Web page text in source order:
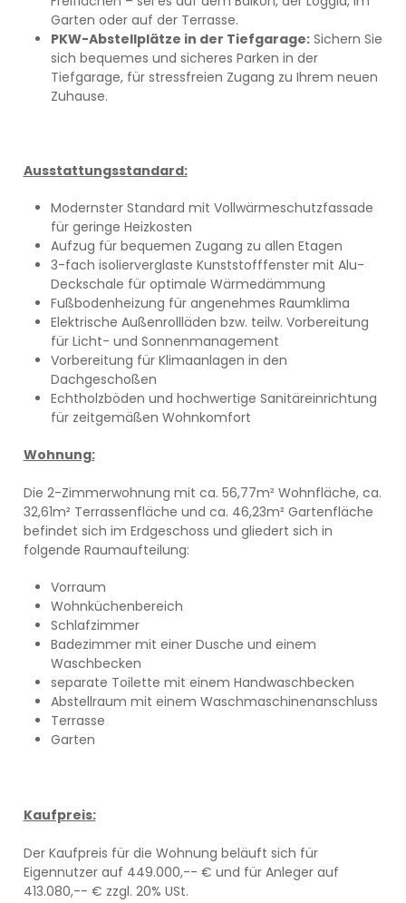
Garten oder auf der Terrasse.
PKW-Abstellplätze in der Tiefgarage:Sichern Sie
sich bequemes und sicheres Parken in der
Tiefgarage, für stressfreien Zugang zu Ihrem neuen
Zuhause.
Ausstattungsstandard:
Modernster Standard mit Vollwärmeschutzfassade
für geringe Heizkosten
Aufzug für bequemen Zugang zu allen Etagen
3-fach isolierverglaste Kunststofffenster mit Alu-
Deckschale für optimale Wärmedämmung
Fußbodenheizung für angenehmes Raumklima
Elektrische Außenrollläden bzw. teilw. Vorbereitung
für Licht- und Sonnenmanagement
Vorbereitung für Klimaanlagen in den
Dachgeschoßen
Echtholzböden und hochwertige Sanitäreinrichtung
für zeitgemäßen Wohnkomfort
Wohnung:
Die 2-Zimmerwohnung mit ca. 56,77m² Wohnfläche, ca.
32,61m² Terrassenfläche und ca. 46,23m² Gartenfläche
befindet sich im Erdgeschoss und gliedert sich in
folgende Raumaufteilung:
Vorraum
Wohnküchenbereich
Schlafzimmer
Badezimmer mit einer Dusche und einem
Waschbecken
separate Toilette mit einem Handwaschbecken
Abstellraum mit einem Waschmaschinenanschluss
Terrasse
Garten
Kaufpreis:
Der Kaufpreis für die Wohnung beläuft sich für
Eigennutzer auf 449.000,-- € und für Anleger auf
413.080,-- € zzgl. 20% USt.